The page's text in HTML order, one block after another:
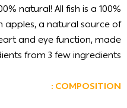
natural! All fish is a
apples, a natural source of
and eye function, made
from 3 few ingredients.
COMPOSITION :